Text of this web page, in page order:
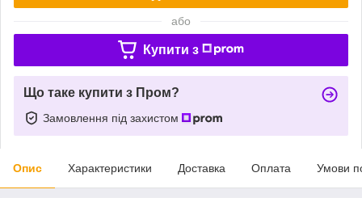
або
Купити з
Що таке купити з Пром?
Замовлення під захистом
Опис Характеристики Доставка Оплата Умови